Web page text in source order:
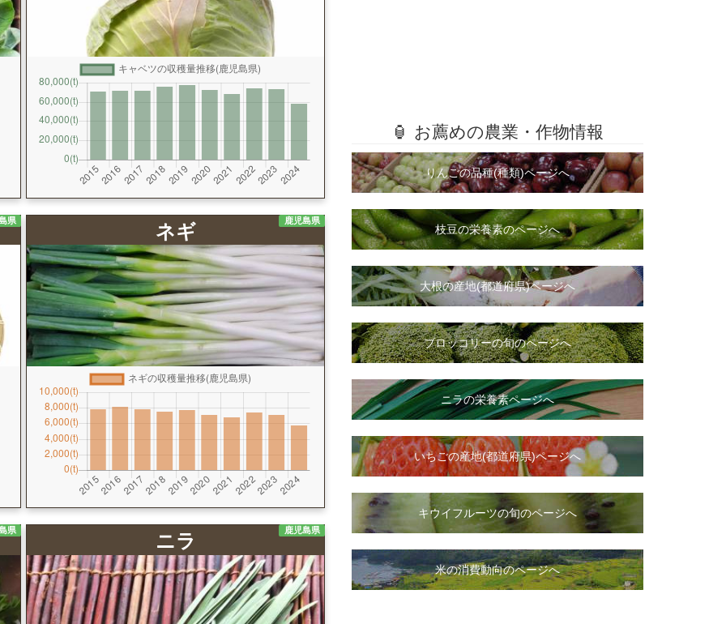
県 鹿児島県
ネギ
県 鹿児島県
ニラ
🏮 お薦めの農業・作物情報
りんごの品種(種類)ページへ
枝豆の栄養素のページへ
大根の産地(都道府県)ページへ
ブロッコリーの旬のページへ
ニラの栄養素ページへ
いちごの産地(都道府県)ページへ
キウイフルーツの旬のページへ
米の消費動向のページへ